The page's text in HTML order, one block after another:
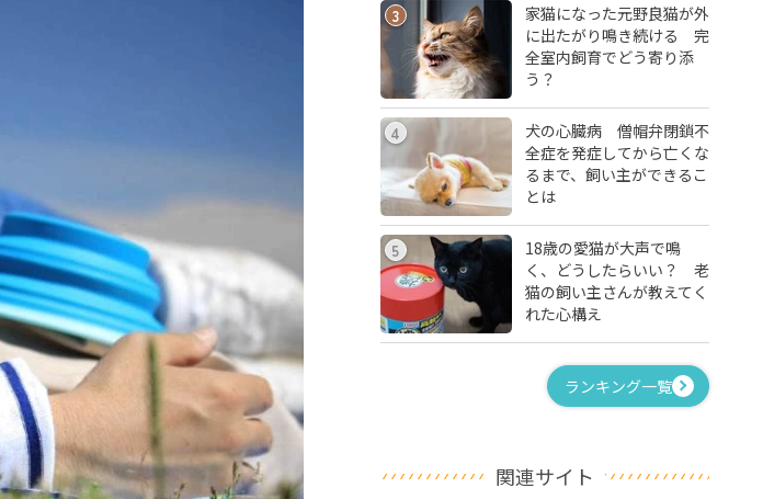
3
家猫になった元野良猫が外
に出たがり鳴き続ける 完
全室内飼育でどう寄り添
う？
4
犬の心臓病 僧帽弁閉鎖不
全症を発症してから亡くな
るまで、飼い主ができるこ
とは
5
18歳の愛猫が大声で鳴
く、どうしたらいい？ 老
猫の飼い主さんが教えてく
れた心構え
ランキング一覧
関連サイト